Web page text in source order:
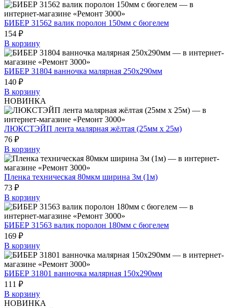
БИБЕР 31562 валик поролон 150мм с бюгелем
154 ₽
В корзину
БИБЕР 31804 ванночка малярная 250х290мм
140 ₽
В корзину
НОВИНКА
ЛЮКСТЭЙП лента малярная жёлтая (25мм х 25м)
76 ₽
В корзину
Пленка техническая 80мкм ширина 3м (1м)
73 ₽
В корзину
БИБЕР 31563 валик поролон 180мм с бюгелем
169 ₽
В корзину
БИБЕР 31801 ванночка малярная 150х290мм
111 ₽
В корзину
НОВИНКА